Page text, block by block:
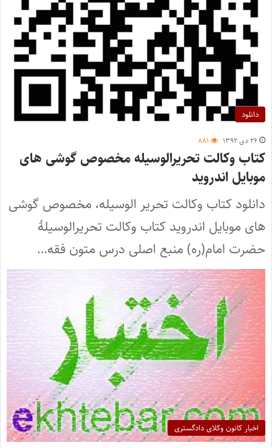
دانلود
۲۶ دی ۱۳۹۲ ۸۸۱
کتاب وکالت تحریرالوسیله مخصوص گوشی های
موبایل اندروید
دانلود کتاب وکالت تحریر الوسیله، مخصوص گوشی
های موبایل اندروید کتاب وکالت تحریرالوسیلۀ
حضرت امام(ره) منبع اصلی درس متون فقه…
اخبار کانون وکلای دادگستری